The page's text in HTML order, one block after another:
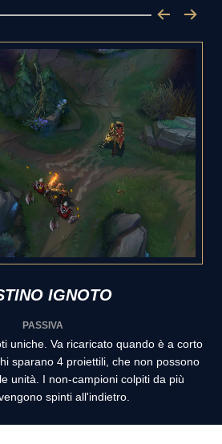
IGNOTO
PASSIVA
uniche. Va ricaricato quando è a corto
sparano 4 proiettili, che non possono
unità. I non-campioni colpiti da più
spinti all'indietro.